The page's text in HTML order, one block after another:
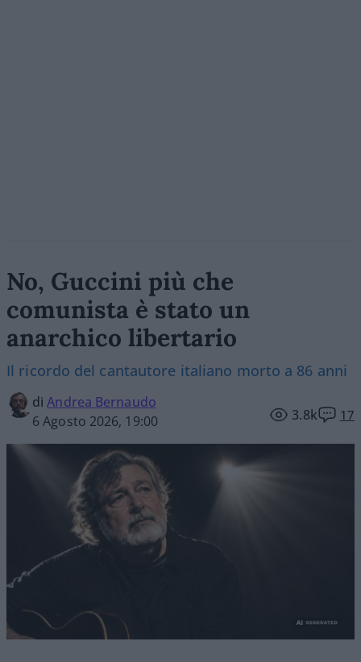
No, Guccini più che
comunista è stato un
anarchico libertario
Il ricordo del cantautore italiano morto a 86 anni
diAndrea Bernaudo
6 Agosto 2026, 19:00
3.8k 17